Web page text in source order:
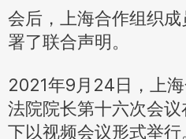
会后，上海合作组织
署了联合声明。
2021年9月24日，上
法院院长第十六次会
下以视频会议形式举行